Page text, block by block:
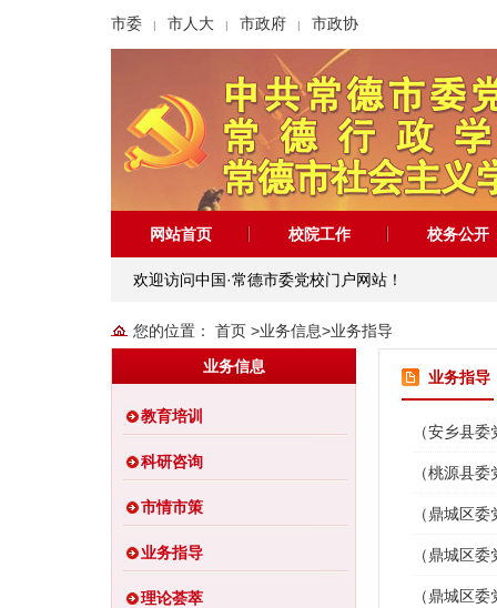
市委 | 市人大 | 市政府 | 市政协
网站首页 校院工作 校务公开
欢迎访问中国·常德市委党校门户网站！
您的位置： 首页 >业务信息>业务指导
业务信息
教育培训
科研咨询
市情市策
业务指导
理论荟萃
业务指导
（安乡县
（桃源县
（鼎城区
（鼎城区
（鼎城区